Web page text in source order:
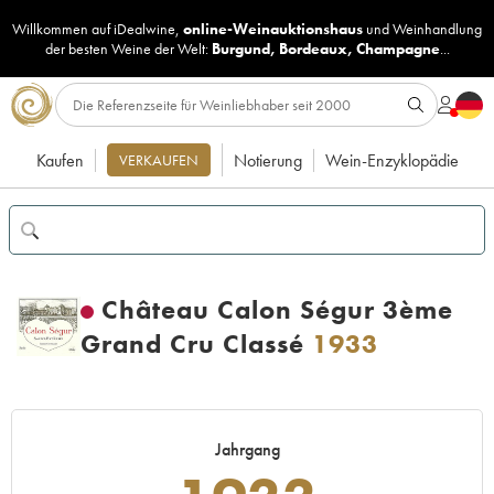
Willkommen auf iDealwine, online-Weinauktionshaus undWeinhandlung
der besten Weine der Welt: Burgund, Bordeaux, Champagne...
Kaufen VERKAUFEN Notierung Wein-Enzyklopädie
Château Calon Ségur 3ème
Grand Cru Classé 1933
Jahrgang